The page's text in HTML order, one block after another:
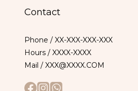
Contact
Phone / XX-XXX-XXX-XXX
Hours / XXXX-XXXX
Mail / XXX@XXXX.COM